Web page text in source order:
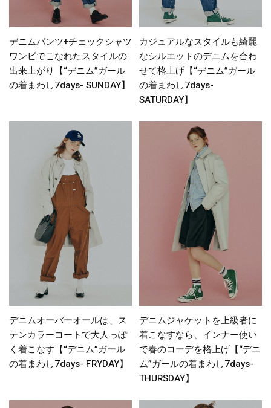
デニムパンツ+チェックシャツ
ワンピでこなれたスタイルの
出来上がり【“デニム”ガール
の着まわし7days- SUNDAY】
カジュアルなスタイルも綺麗
なシルエットのデニムを合わ
せて格上げ【“デニム”ガール
の着まわし7days-
SATURDAY】
デニムオーバーオールは、ス
テンカラーコートで大人っぽ
く着こなす【“デニム”ガール
の着まわし7days- FRYDAY】
デニムジャケットを上級者に
着こなすなら、インナー使い
で春のコーデを格上げ【“デニ
ム”ガールの着まわし7days-
THURSDAY】